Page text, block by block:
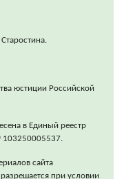
юстиции Российской
в Единый реестр
103250005537.
сайта
при условии